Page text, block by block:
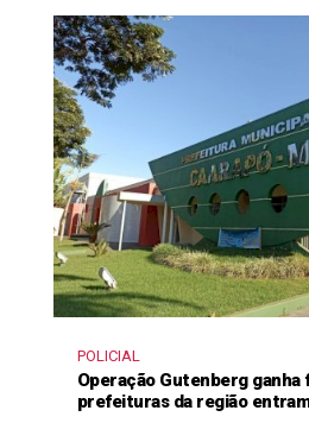
POLICIAL
Operação Gutenberg ganha
prefeituras da região